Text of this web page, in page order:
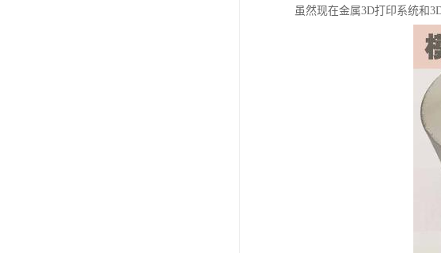
虽然现在金属3D打印系统和